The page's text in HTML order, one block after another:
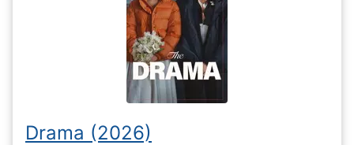
Drama (2026)